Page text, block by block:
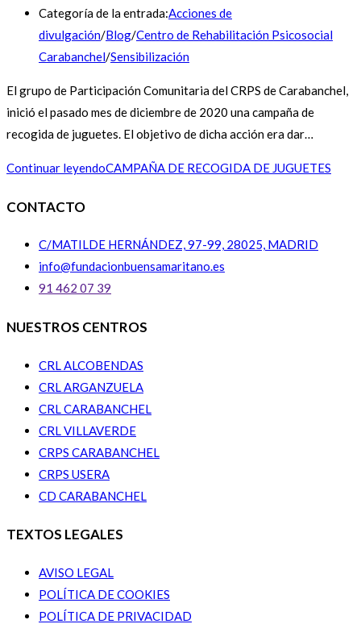
Categoría de la entrada:Acciones de
divulgación/Blog/Centro de Rehabilitación Psicosocial
Carabanchel/Sensibilización
El grupo de Participación Comunitaria del CRPS de Carabanchel,
inició el pasado mes de diciembre de 2020 una campaña de
recogida de juguetes. El objetivo de dicha acción era dar…
Continuar leyendoCAMPAÑA DE RECOGIDA DE JUGUETES
CONTACTO
C/MATILDE HERNÁNDEZ, 97-99, 28025, MADRID
info@fundacionbuensamaritano.es
91 462 07 39
NUESTROS CENTROS
CRL ALCOBENDAS
CRL ARGANZUELA
CRL CARABANCHEL
CRL VILLAVERDE
CRPS CARABANCHEL
CRPS USERA
CD CARABANCHEL
TEXTOS LEGALES
AVISO LEGAL
POLÍTICA DE COOKIES
POLÍTICA DE PRIVACIDAD